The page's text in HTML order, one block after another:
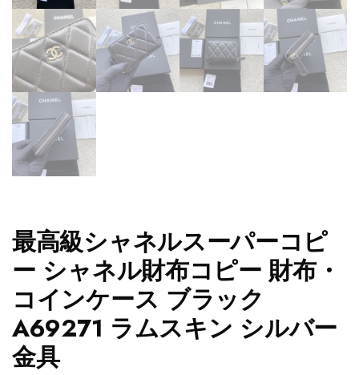
最高級シャネルスーパーコピ
ー シャネル財布コピー 財布・
コインケース ブラック
A69271 ラムスキン シルバー
金具